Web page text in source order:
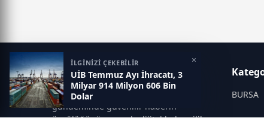
İLGİNİZİ ÇEKEBİLİR
UİB Temmuz Ayı İhracatı, 3
Milyar 914 Milyon 606 Bin
Dolar
×
MANŞET YORUM
Vizyonumuz, Türkiye ve dünya
gündeminde güvenilir haberin
BURSA